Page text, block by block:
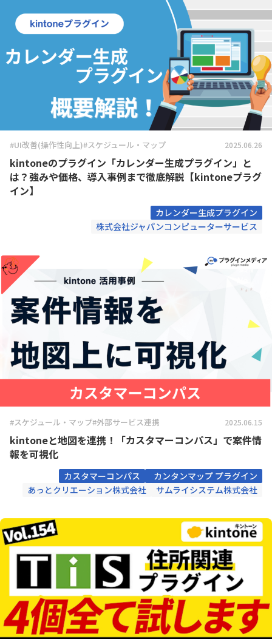
#UI改善(操作性向上)#スケジュール・マップ 2025.06.26
kintoneのプラグイン「カレンダー生成プラグイン」と
は？強みや価格、導入事例まで徹底解説【kintoneプラグ
イン】
カレンダー生成プラグイン
株式会社ジャパンコンピューターサービス
#スケジュール・マップ#外部サービス連携 2025.06.15
kintoneと地図を連携！「カスタマーコンパス」で案件情
報を可視化
カスタマーコンパス
カンタンマップ プラグイン
あっとクリエーション株式会社
サムライシステム株式会社